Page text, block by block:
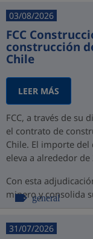
03/08/2026
FCC
construcción
Chile
LEER MÁS
FCC, a través de su
el contrato de
Chile. El importe
eleva a alrededor
Con esta
minero y consolida
general
31/07/2026